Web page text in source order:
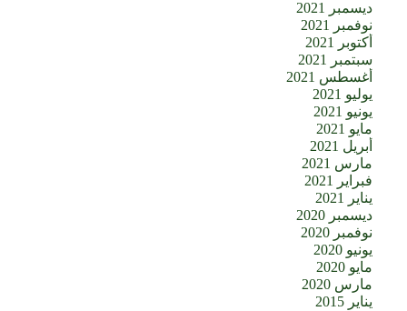
ديسمبر 2021
نوفمبر 2021
أكتوبر 2021
سبتمبر 2021
أغسطس 2021
يوليو 2021
يونيو 2021
مايو 2021
أبريل 2021
مارس 2021
فبراير 2021
يناير 2021
ديسمبر 2020
نوفمبر 2020
يونيو 2020
مايو 2020
مارس 2020
يناير 2015